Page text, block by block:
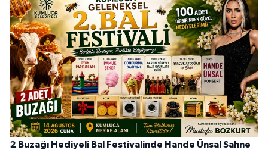
2 Buzağı Hediyeli Bal Festivalinde Hande Ünsal Sahne